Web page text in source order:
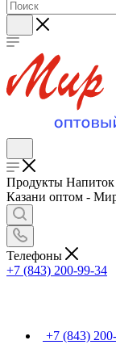
Продукты Напиток
Казани оптом -
Телефоны
+7 (843) 200-99-34
+7 (843)